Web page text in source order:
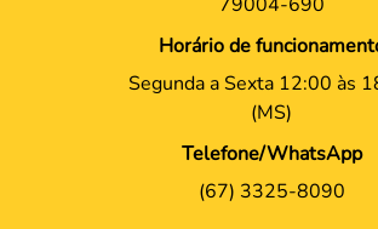
Horário de
Segunda a Sexta 12:00 às
(MS)
Telefone/WhatsApp
(67) 3325-8090